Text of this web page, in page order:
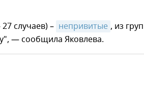
случаев) – непривитые , из
— сообщила Яковлева.